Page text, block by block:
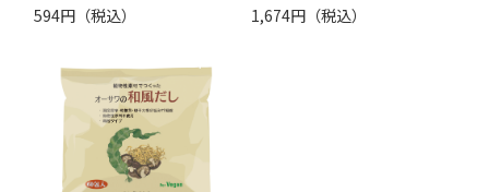
594円（税込）
1,674円（税込）